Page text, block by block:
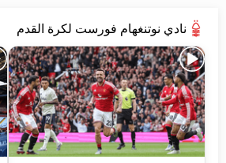
نادي نوتنغهام فورست لكرة القدم